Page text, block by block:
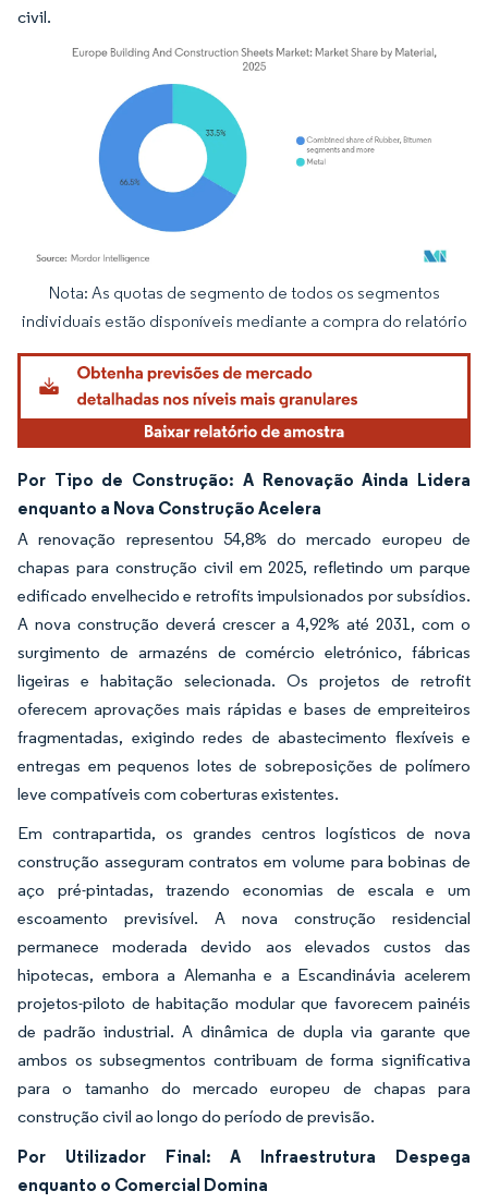
civil.
Imagem © Mordor Intelligence. O reuso requer atribuição conforme CC BY 4.0.
Nota: As quotas de segmento de todos os segmentos
individuais estão disponíveis mediante a compra do relatório
Por Tipo de Construção: A Renovação Ainda Lidera
enquanto a Nova Construção Acelera
A renovação representou 54,8% do mercado europeu de
chapas para construção civil em 2025, refletindo um parque
edificado envelhecido e retrofits impulsionados por subsídios.
A nova construção deverá crescer a 4,92% até 2031, com o
surgimento de armazéns de comércio eletrónico, fábricas
ligeiras e habitação selecionada. Os projetos de retrofit
oferecem aprovações mais rápidas e bases de empreiteiros
fragmentadas, exigindo redes de abastecimento flexíveis e
entregas em pequenos lotes de sobreposições de polímero
leve compatíveis com coberturas existentes.
Em contrapartida, os grandes centros logísticos de nova
construção asseguram contratos em volume para bobinas de
aço pré-pintadas, trazendo economias de escala e um
escoamento previsível. A nova construção residencial
permanece moderada devido aos elevados custos das
hipotecas, embora a Alemanha e a Escandinávia acelerem
projetos-piloto de habitação modular que favorecem painéis
de padrão industrial. A dinâmica de dupla via garante que
ambos os subsegmentos contribuam de forma significativa
para o tamanho do mercado europeu de chapas para
construção civil ao longo do período de previsão.
Por Utilizador Final: A Infraestrutura Despega
enquanto o Comercial Domina